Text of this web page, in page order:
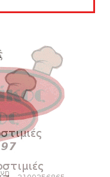
«γεμίζει»
στις 21:00
τα διαρκείας
2